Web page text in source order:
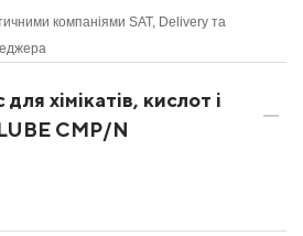
компаніями SAT, Delivery та
хімікатів, кислот і
CMP/N